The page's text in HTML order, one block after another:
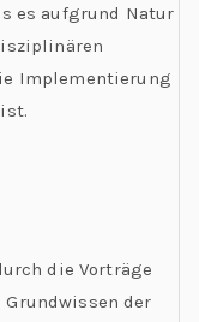
es aufgrund Natur
Implementierung
die Vorträge
der